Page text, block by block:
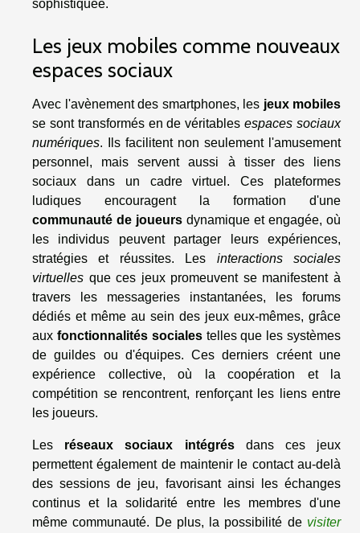
sophistiquée.
Les jeux mobiles comme nouveaux
espaces sociaux
Avec l'avènement des smartphones, les jeux mobiles
se sont transformés en de véritablesespaces sociaux
numériques. Ils facilitent non seulement l'amusement
personnel, mais servent aussi à tisser des liens
sociaux dans un cadre virtuel. Ces plateformes
ludiques encouragent la formation d'une
communauté de joueurs dynamique et engagée, où
les individus peuvent partager leurs expériences,
stratégies et réussites. Les interactions sociales
virtuelles que ces jeux promeuvent se manifestent à
travers les messageries instantanées, les forums
dédiés et même au sein des jeux eux-mêmes, grâce
aux fonctionnalités socialestelles que les systèmes
de guildes ou d'équipes. Ces derniers créent une
expérience collective, où la coopération et la
compétition se rencontrent, renforçant les liens entre
les joueurs.
Les réseaux sociaux intégrésdans ces jeux
permettent également de maintenir le contact au-delà
des sessions de jeu, favorisant ainsi les échanges
continus et la solidarité entre les membres d'une
même communauté. De plus, la possibilité de visiter